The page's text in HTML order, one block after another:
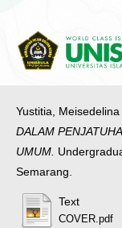
Yustitia, Meisedelina
DALAM
UMUM.
Semarang.
Text
COVER.pdf